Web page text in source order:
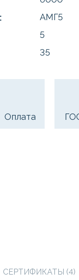
АМГ5
5
35
Оплата
СЕРТИФИКАТЫ (4)